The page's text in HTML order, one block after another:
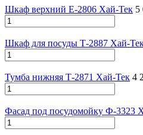
Шкаф верхний Е-2806 Хай-Тек 5
Шкаф для посуды Т-2887 Хай-
Тумба нижняя Т-2871 Хай-Тек 4
Фасад под посудомойку Ф-3323